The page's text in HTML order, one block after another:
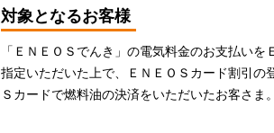
対象となるお客様
「ＥＮＥＯＳでんき」の電気料金のお支払いを
指定いただいた上で、ＥＮＥＯＳカード割引の
Ｓカードで燃料油の決済をいただいたお客さま